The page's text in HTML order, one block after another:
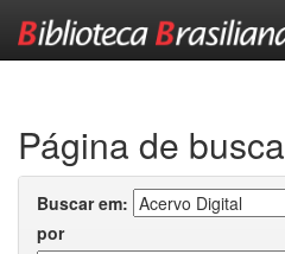
Página de busca
Buscar em:
por